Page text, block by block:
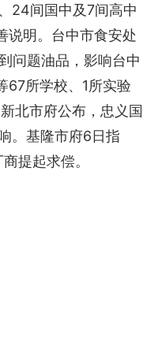
24间国中及7间高中
说明。台中市食安处
问题油品，影响台中
67所学校、1所实验
北市府公布，忠义国
。基隆市府6日指
提起求偿。